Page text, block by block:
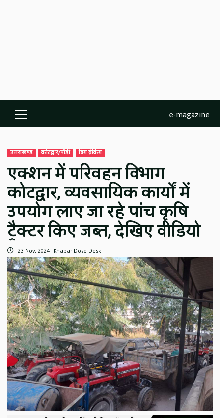
Primary
Menu
e-magazine
उत्तराखण्ड कोटद्वार/पौड़ी बिग ब्रेकिंग
एक्शन में परिवहन विभाग
कोटद्वार, व्यवसायिक कार्यों में
उपयोग लाए जा रहे पांच कृषि
ट्रैक्टर किए जब्त, देखिए वीडियो
23 Nov, 2024 Khabar Dose Desk